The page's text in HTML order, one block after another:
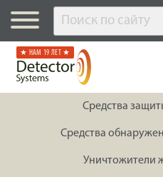
★ НАМ 19 ЛЕТ ★
Средства
Средства
Уничтожители